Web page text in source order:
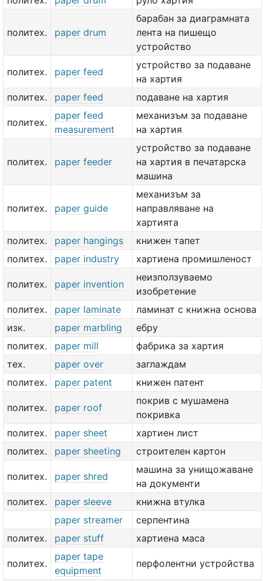
политех. paper drum
барабан за диаграмната
лента на пишещо
устройство
политех. paper feed
устройство за подаване
на хартия
политех.
paper feed подаване на хартия
политех.
paper feed
measurement
механизъм за подаване
на хартия
политех. paper feeder
устройство за подаване
на хартия в печатарска
машина
политех. paper guide
механизъм за
направляване на
хартията
политех.
paper hangings
книжен тапет
политех.
paper industry хартиена промишленост
политех. paper invention
неизползуваемо
изобретение
политех.
paper laminate
ламинат с книжна основа
изк.
paper marbling
ебру
политех.
paper mill
фабрика за хартия
тех.
paper over
заглаждам
политех.
paper patent книжен патент
политех. paper roof
покрив с мушамена
покривка
политех.
paper sheet
хартиен лист
политех.
paper sheeting строителен картон
политех. paper shred
машина за унищожаване
на документи
политех.
paper sleeve
книжна втулка
paper streamer
серпентина
политех.
paper stuff хартиена маса
политех.
paper tape
equipment
перфолентни устройства